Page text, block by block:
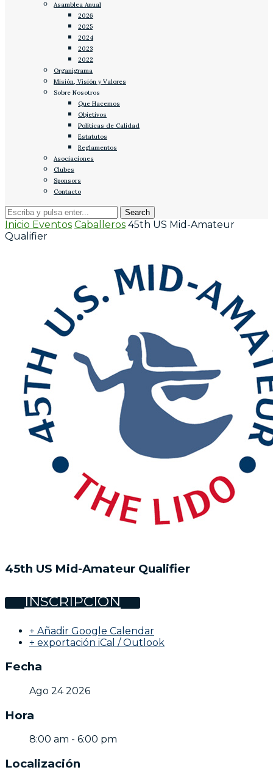
Asamblea Anual
2026
2025
2024
2023
2022
Organigrama
Misión, Visión y Valores
Sobre Nosotros
Que Hacemos
Objetivos
Políticas de Calidad
Estatutos
Reglamentos
Asociaciones
Clubes
Sponsors
Contacto
Inicio Eventos Caballeros 45th US Mid-Amateur
Qualifier
45th US Mid-Amateur Qualifier
INSCRIPCIÓN
+ Añadir Google Calendar
+ exportación iCal / Outlook
Fecha
Ago 24 2026
Hora
8:00 am - 6:00 pm
Localización